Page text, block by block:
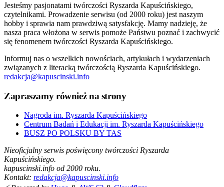
Jesteśmy pasjonatami twórczości Ryszarda Kapuścińskiego,
czytelnikami. Prowadzenie serwisu (od 2000 roku) jest naszym
hobby i sprawia nam prawdziwą satysfakcję. Mamy nadzieję, że
nasza praca włożona w serwis pomoże Państwu poznać i zachwycić
się fenomenem twórczości Ryszarda Kapuścińskiego.
Informuj nas o wszelkich nowościach, artykułach i wydarzeniach
związanych z literacką twórczością Ryszarda Kapuścińskiego.
redakcja@kapuscinski.info
Zapraszamy również na strony
Nagroda im. Ryszarda Kapuścińskiego
Centrum Badań i Edukacji im. Ryszarda Kapuścińskiego
BUSZ PO POLSKU BY TAS
Nieoficjalny serwis poświęcony twórczości Ryszarda
Kapuścińskiego.
kapuscinski.info od 2000 roku.
Kontakt: redakcja@kapuscinski.info